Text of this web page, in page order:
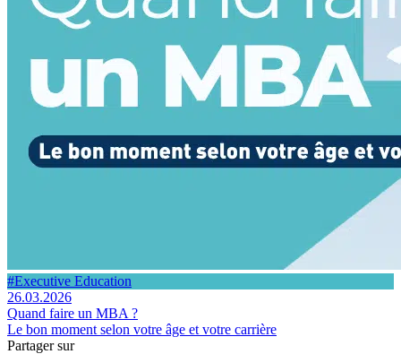
#Executive Education
26.03.2026
Quand faire un MBA ?
Le bon moment selon votre âge et votre carrière
Partager sur